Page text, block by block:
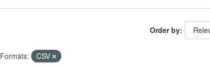
Order by
Formats: CSV